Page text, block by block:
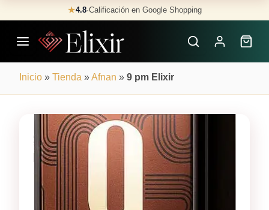
to
content
★4.8·Calificación en Google Shopping
Inicio » Tienda »Afnan » 9 pm Elixir